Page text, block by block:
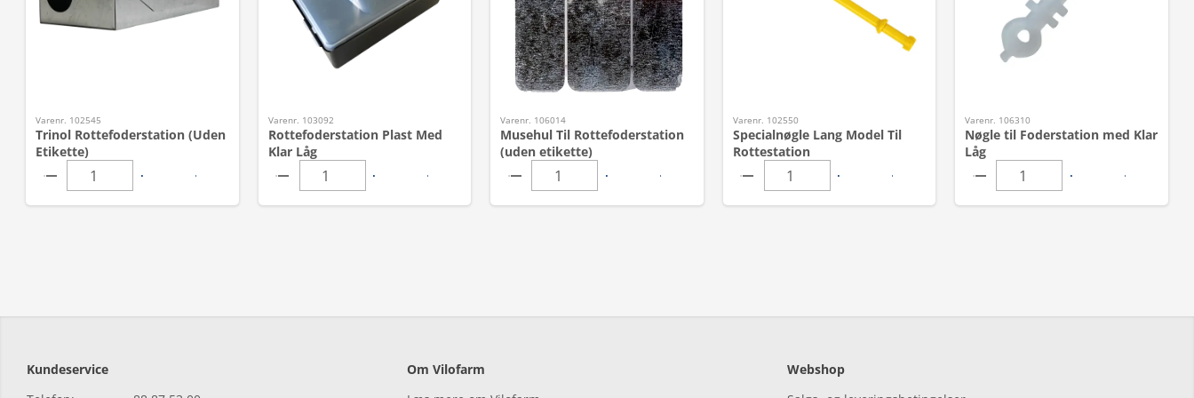
Varenr. 102545
Trinol Rottefoderstation (Uden
Etikette)
Varenr. 103092
Rottefoderstation Plast Med
Klar Låg
Varenr. 106014
Musehul Til Rottefoderstation
(uden etikette)
Varenr. 102550
Specialnøgle Lang Model Til
Rottestation
Varenr. 106310
Nøgle til Foderstation med Klar
Låg
Kundeservice
Om Vilofarm
Webshop